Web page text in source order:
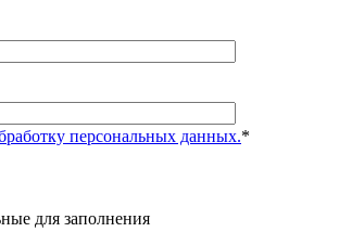
персональных данных.*
для заполнения